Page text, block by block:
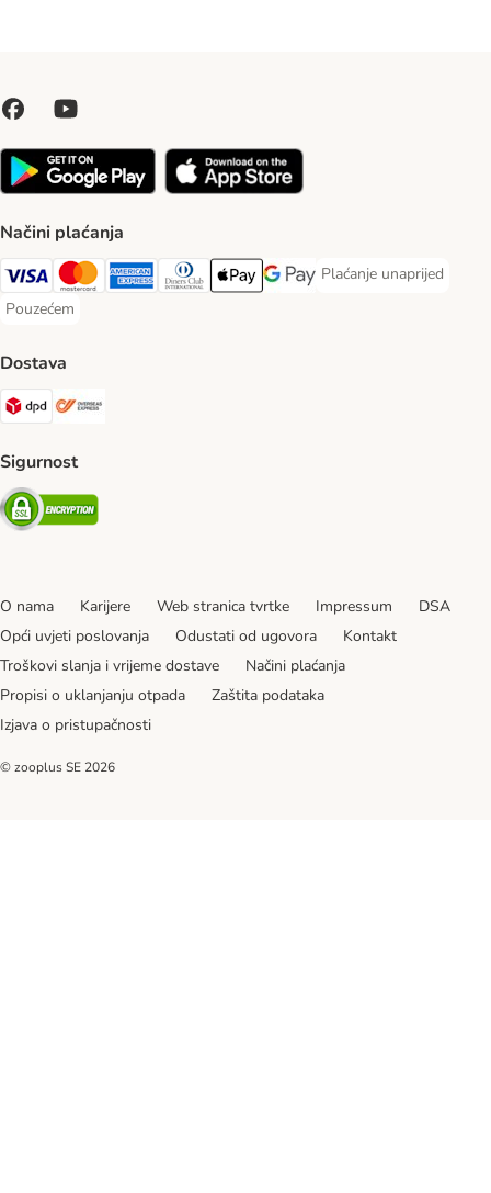
Načini plaćanja
Visa Payment Method
MasterCard Payment Method
American Express Payment Method
Diners Club Payment Method
Payment MethodGoogle pay Payment Method
Plaćanje unaprijed
Plaćanje unaprijed
Pouzećem
Pouzećem Payment Method
Dostava
DPD Shipping Method
Sigurnost
Security
O nama Karijere Web stranica tvrtke Impressum
DSA
Opći uvjeti poslovanja
Odustati od ugovora
Kontakt
Troškovi slanja i vrijeme dostave
Načini plaćanja
Propisi o uklanjanju otpada
Zaštita podataka
Izjava o pristupačnosti
© zooplus SE 2026